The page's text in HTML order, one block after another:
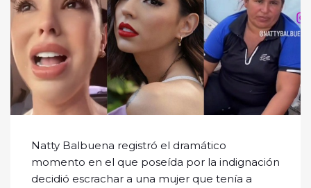
Natty Balbuena registró el dramático
momento en el que poseída por la indignación
decidió escrachar a una mujer que tenía a